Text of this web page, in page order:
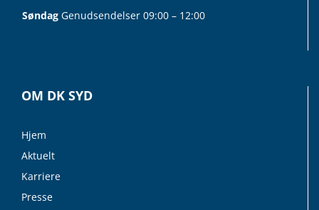
Søndag Genudsendelser 09:00 – 12:00
OM DK SYD
Hjem
Aktuelt
Karriere
Presse